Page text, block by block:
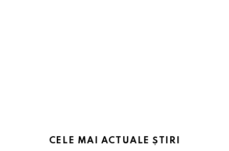
CELE MAI ACTUALE ȘTIRI